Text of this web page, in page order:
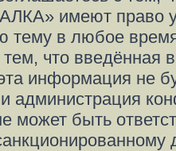
имеют право
тему в любое
что введённая
информация не
администрация
может быть